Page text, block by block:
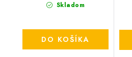
Skladom
DO KOŠÍKA